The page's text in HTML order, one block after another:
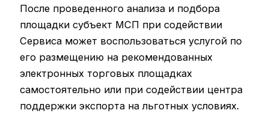
После проведенного анализа и подбора
площадки субъект МСП при содействии
Сервиса может воспользоваться услугой по
его размещению на рекомендованных
электронных торговых площадках
самостоятельно или при содействии центра
поддержки экспорта на льготных условиях.